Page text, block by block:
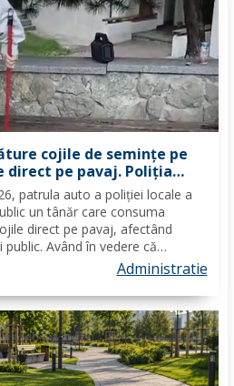
cojile de seminţe pe
direct pe pavaj. Poliţia
față de spațiul
fie o prioritate pentru
patrula auto a poliției locale a
un tânăr care consuma
direct pe pavaj, afectând
Având în vedere că
este prevenția și educarea
l-au...
Administratie